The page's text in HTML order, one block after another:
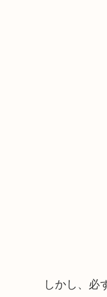
しかし、必